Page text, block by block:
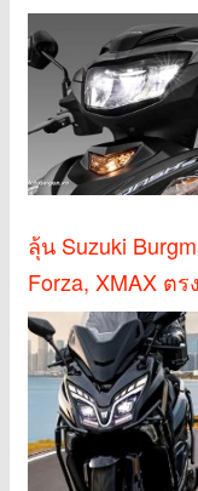
ลุ้น Suzuki
Forza, XMAX ตร